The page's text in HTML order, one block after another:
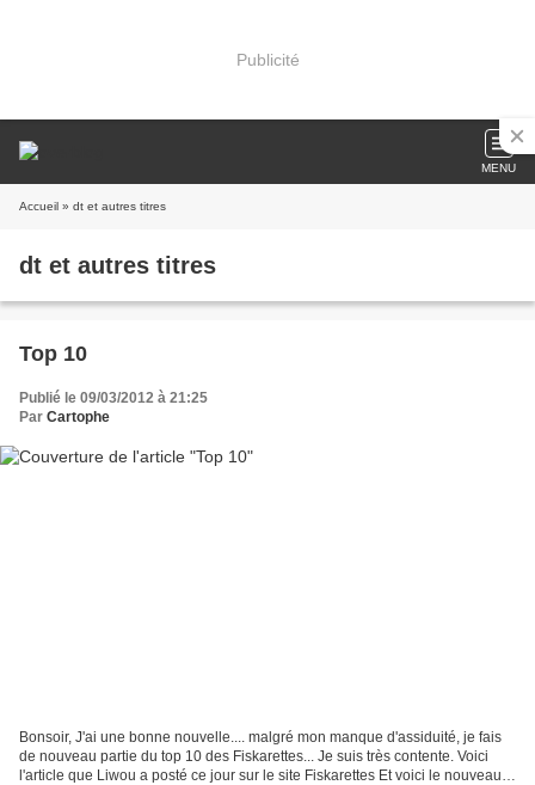
Publicité
MENU
Accueil » dt et autres titres
dt et autres titres
Top 10
Publié le 09/03/2012 à 21:25
Par Cartophe
Bonsoir, J'ai une bonne nouvelle.... malgré mon manque d'assiduité, je fais
de nouveau partie du top 10 des Fiskarettes... Je suis très contente. Voici
l'article que Liwou a posté ce jour sur le site Fiskarettes Et voici le nouveau